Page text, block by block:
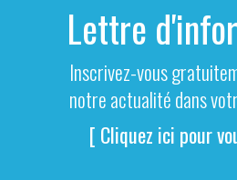
Lettre
Inscrivez-vous
notre actualité dans
[ Cliquez ici pour